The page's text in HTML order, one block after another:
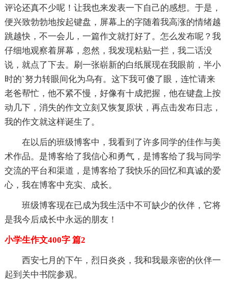
评论还真不少呢！让我也来发表一下自己的感想。于是，
便兴致勃勃地按起键盘，屏幕上的字随着我高涨的情绪越
跳越快，不一会儿，一篇作文就打好了。怎么发布呢？我
仔细地观察着屏幕，忽然，我发现粘贴一拦，我二话没
说，就点了下去。刷一张崭新的白纸展现在我眼前，半小
时的`努力转眼间化为乌有。这下我可傻了眼，连忙请来
老爸帮忙，他不紧不慢，好像有十成把握，他在键盘上按
动几下，消失的作文立刻又恢复原状，再点击发布日志，
我的作文就这样诞生了。
在以后的班级博客中，我看到了许多同学的佳作与美
术作品。是博客给了我信心和勇气，是博客给了我与同学
交流的平台和渠道，是博客给了我快乐的回忆和真诚的爱
心，我在博客中充实、成长。
班级博客现在已成为我生活中不可缺少的伙伴，它将
是我今后成长中永远的朋友！
小学生作文400字 篇2
西安七月的下午，烈日炎炎，我和我最亲密的伙伴一
起到关中书院参观。